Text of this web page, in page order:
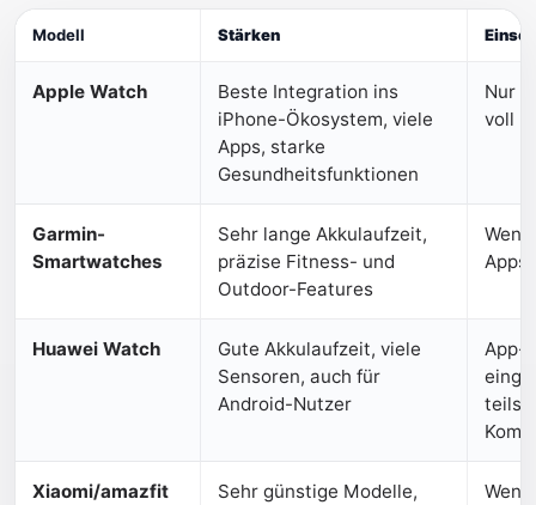
Modell Stärken
Apple Watch
Beste Integration ins
iPhone-Ökosystem, viele
Apps, starke
Gesundheitsfunktionen
Nur
voll
Garmin-
Smartwatches
Sehr lange Akkulaufzeit,
präzise Fitness- und
Outdoor-Features
Huawei Watch
Gute Akkulaufzeit, viele
Sensoren, auch für
Android-Nutzer
App-
teils
Xiaomi/amazfit
Sehr günstige Modelle,